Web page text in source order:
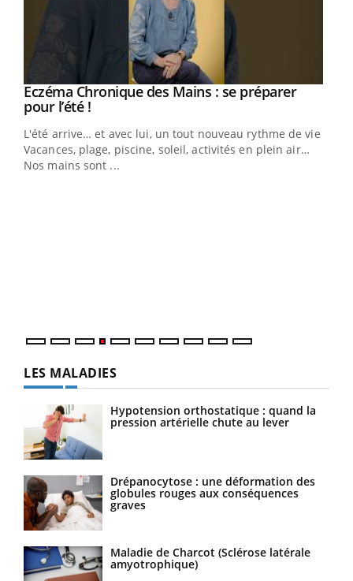
Youtube
Eczéma Chronique des Mains : se préparer
pour l’été !Youtube
L'été arrive… et avec lui, un tout nouveau rythme de vie !
Vacances, plage, piscine, soleil, activités en plein air…
Nos mains sont ...
LES MALADIES
Hypotension orthostatique : quand la
pression artérielle chute au lever
Drépanocytose : une déformation des
globules rouges aux conséquences
graves
Maladie de Charcot (Sclérose latérale
amyotrophique)